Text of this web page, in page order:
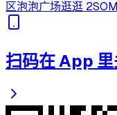
区泡泡广场逛逛
扫码在 App